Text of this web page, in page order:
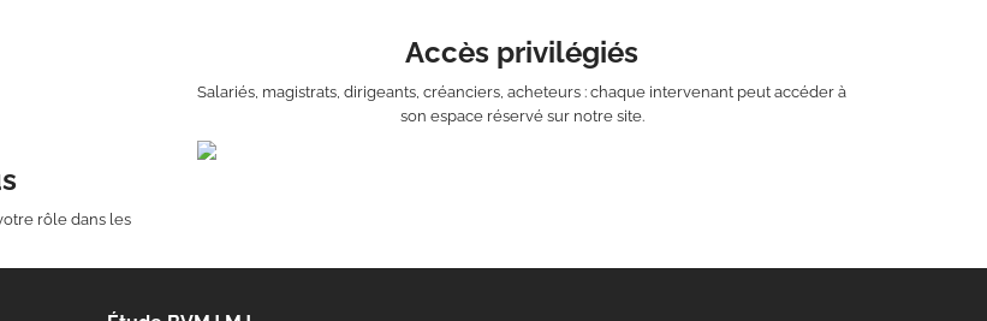
Accès privilégiés
Salariés, magistrats, dirigeants, créanciers, acheteurs : chaque intervenant peut accéder à
son espace réservé sur notre site.
rôle dans les